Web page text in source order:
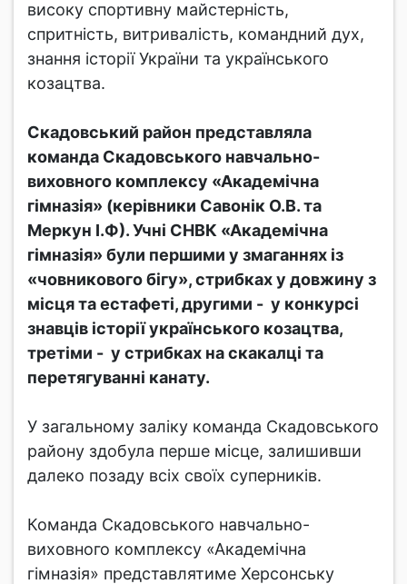
високу спортивну майстерність,
спритність, витривалість, командний дух,
знання історії України та українського
козацтва.
Скадовський район представляла
команда Скадовського навчально-
виховного комплексу «Академічна
гімназія» (керівники Савонік О.В. та
Меркун І.Ф). Учні СНВК «Академічна
гімназія» були першими у змаганнях із
«човникового бігу», стрибках у довжину з
місця та естафеті, другими - у конкурсі
знавців історії українського козацтва,
третіми - у стрибках на скакалці та
перетягуванні канату.
У загальному заліку команда Скадовського
району здобула перше місце, залишивши
далеко позаду всіх своїх суперників.
Команда Скадовського навчально-
виховного комплексу «Академічна
гімназія» представлятиме Херсонську